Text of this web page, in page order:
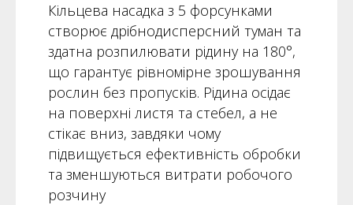
Кільцева насадка з 5 форсунками
створює дрібнодисперсний туман та
здатна розпилювати рідину на 180°,
що гарантує рівномірне зрошування
рослин без пропусків. Рідина осідає
на поверхні листя та стебел, а не
стікає вниз, завдяки чому
підвищується ефективність обробки
та зменшуються витрати робочого
розчину